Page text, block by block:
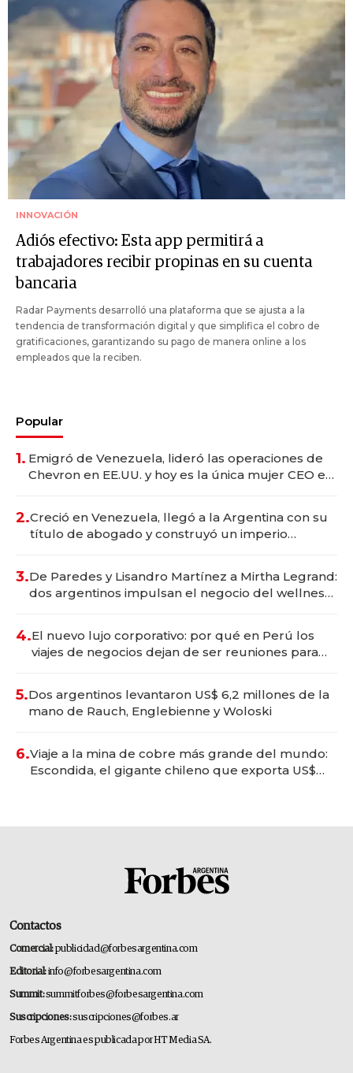
INNOVACIÓN
Adiós efectivo: Esta app permitirá a
trabajadores recibir propinas en su cuenta
bancaria
Radar Payments desarrolló una plataforma que se ajusta a la
tendencia de transformación digital y que simplifica el cobro de
gratificaciones, garantizando su pago de manera online a los
empleados que la reciben.
Popular
1. Emigró de Venezuela, lideró las operaciones de
Chevron en EE.UU. y hoy es la única mujer CEO en
2.Creció en Venezuela, llegó a la Argentina con su
título de abogado y construyó un imperio
3.De Paredes y Lisandro Martínez a Mirtha Legrand:
dos argentinos impulsan el negocio del wellness
4.El nuevo lujo corporativo: por qué en Perú los
viajes de negocios dejan de ser reuniones para
5.Dos argentinos levantaron US$ 6,2 millones de la
mano de Rauch, Englebienne y Woloski
6.Viaje a la mina de cobre más grande del mundo:
Escondida, el gigante chileno que exporta US$
Contactos
Comercial:publicidad@forbesargentina.com
Editorial:info@forbesargentina.com
Summit:summitforbes@forbesargentina.com
Suscripciones:suscripciones@forbes.ar
Forbes Argentina es publicada por HT Media SA.